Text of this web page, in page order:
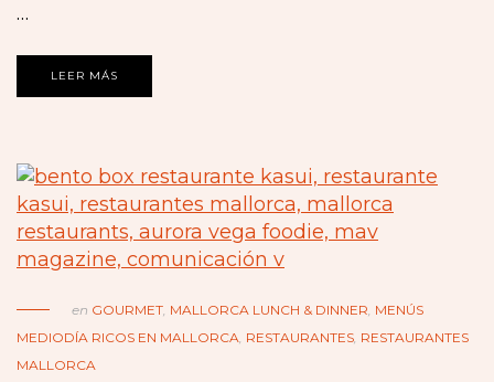
…
LEER MÁS
en GOURMET, MALLORCA LUNCH & DINNER, MENÚS
MEDIODÍA RICOS EN MALLORCA, RESTAURANTES, RESTAURANTES
MALLORCA